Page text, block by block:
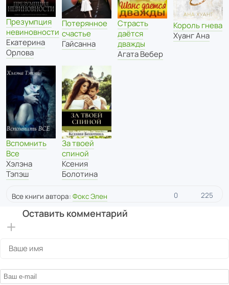
Презумпция
невиновности
Екатерина
Орлова
Потерянное
счастье
Гайсанна
Страсть
даётся
дважды
Агата Вебер
Король гнева
Хуанг Ана
Вспомнить
Все
Хэлэна
Тэпэш
За твоей
спиной
Ксения
Болотина
Все книги автора: Фокс Элен 0 225
Оставить комментарий